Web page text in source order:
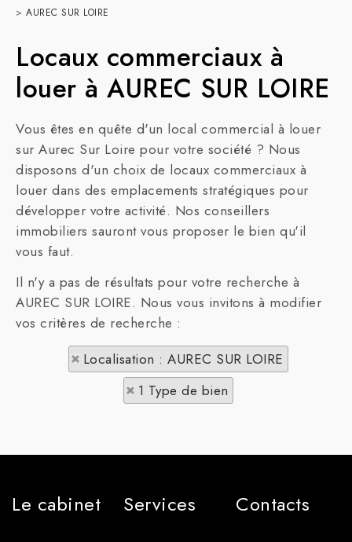
> AUREC SUR LOIRE
Locaux commerciaux à
louer à AUREC SUR LOIRE
Vous êtes en quête d'un local commercial à louer
sur Aurec Sur Loire pour votre société ? Nous
disposons d'un choix de locaux commerciaux à
louer dans des emplacements stratégiques pour
développer votre activité. Nos conseillers
immobiliers sauront vous proposer le bien qu'il
vous faut.
Il n'y a pas de résultats pour votre recherche à
AUREC SUR LOIRE. Nous vous invitons à modifier
vos critères de recherche :
Localisation : AUREC SUR LOIRE
1 Type de bien
Le cabinet Services Contacts